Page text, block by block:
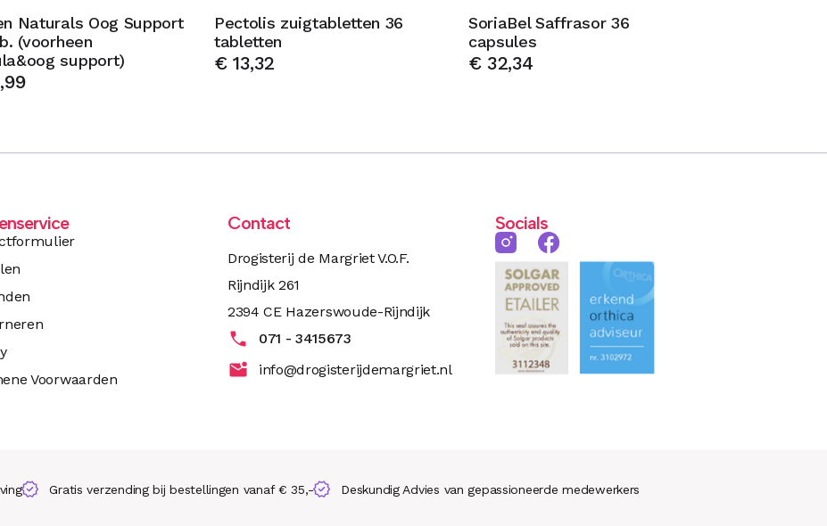
Naturals Oog Support
(voorheen
support)
Pectolis zuigtabletten 36
tabletten
€13,32
SoriaBel Saffrasor 36
capsules
€32,34
Voorwaarden
Contact
Drogisterij de Margriet V.O.F.
Rijndijk 261
2394 CE Hazerswoude-Rijndijk
071 - 3415673
info@drogisterijdemargriet.nl
Socials
Gratis verzending bij bestellingen vanaf € 35,- Deskundig Advies van gepassioneerde medewerkers